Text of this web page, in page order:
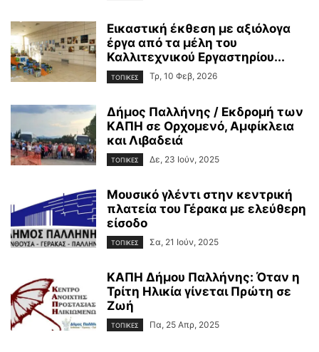
Εικαστική έκθεση με αξιόλογα
έργα από τα μέλη του
Καλλιτεχνικού Εργαστηρίου...
ΤΟΠΙΚΕΣ Τρ, 10 Φεβ, 2026
Δήμος Παλλήνης / Εκδρομή των
ΚΑΠΗ σε Ορχομενό, Αμφίκλεια
και Λιβαδειά
ΤΟΠΙΚΕΣ Δε, 23 Ιούν, 2025
Μουσικό γλέντι στην κεντρική
πλατεία του Γέρακα με ελεύθερη
είσοδο
ΤΟΠΙΚΕΣ Σα, 21 Ιούν, 2025
ΚΑΠΗ Δήμου Παλλήνης: Όταν η
Τρίτη Ηλικία γίνεται Πρώτη σε
Ζωή
ΤΟΠΙΚΕΣ Πα, 25 Απρ, 2025